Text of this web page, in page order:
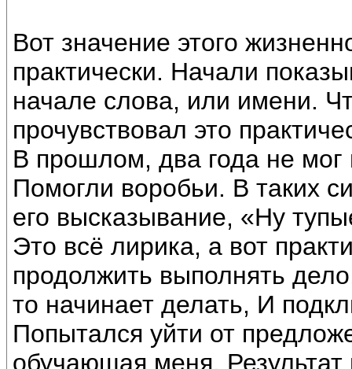
Вот значение этого
практически. Начали
начале слова, или имени.
прочувствовал это
В прошлом, два года не мог
Помогли воробьи. В таких
его высказывание, «Ну
Это всё лирика, а вот
продолжить выполнять
то начинает делать, И
Попытался уйти от
обучающая меня.